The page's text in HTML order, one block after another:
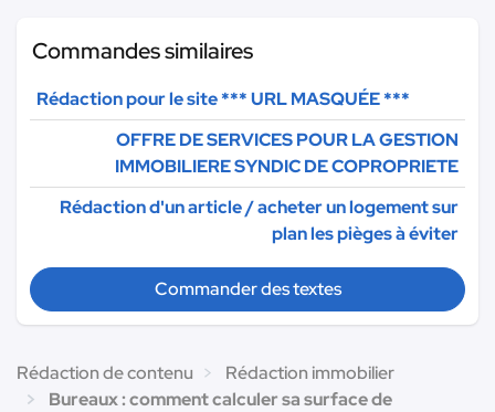
Commandes similaires
Rédaction pour le site*** URL MASQUÉE ***
OFFRE DE SERVICES POUR LA GESTION
IMMOBILIERE SYNDIC DE COPROPRIETE
Rédaction d'un article / acheter un logement sur
plan les pièges à éviter
Commander des textes
Rédaction de contenu
Rédaction immobilier
Bureaux : comment calculer sa surface de